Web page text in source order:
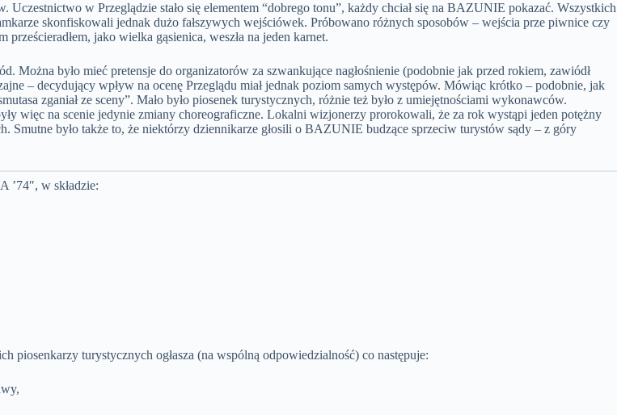
w Przeglądzie stało się elementem “dobrego tonu”, każdy chciał się na BAZUNIE pokazać. Wszystkich
skonfiskowali jednak dużo fałszywych wejściówek. Próbowano różnych sposobów – wejścia prze piwnice czy
jako wielka gąsienica, weszła na jeden karnet.
Można było mieć pretensje do organizatorów za szwankujące nagłośnienie (podobnie jak przed rokiem, zawiódł
– decydujący wpływ na ocenę Przeglądu miał jednak poziom samych występów. Mówiąc krótko – podobnie, jak
zganiał ze sceny”. Mało było piosenek turystycznych, różnie też było z umiejętnościami wykonawców.
więc na scenie jedynie zmiany choreograficzne. Lokalni wizjonerzy prorokowali, że za rok wystąpi jeden potężny
Smutne było także to, że niektórzy dziennikarze głosili o BAZUNIE budzące sprzeciw turystów sądy – z góry
’74″, w składzie:
turystycznych ogłasza (na wspólną odpowiedzialność) co następuje: